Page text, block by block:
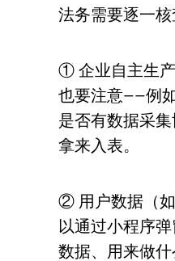
法务需要逐一
① 企业自主生
也要注意——例
是否有数据采
拿来入表。
② 用户数据（
以通过小程序
数据、用来做什